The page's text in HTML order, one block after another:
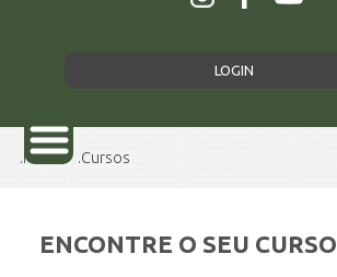
LOGIN
SOBRE
Home Cursos
ENCONTRE O SEU CURSO